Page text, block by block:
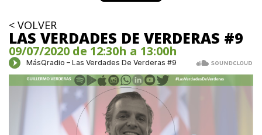
< VOLVER
LAS VERDADES DE VERDERAS #9
09/07/2020 de 12:30h a 13:00h
MásQradio·Las Verdades De Verderas #9